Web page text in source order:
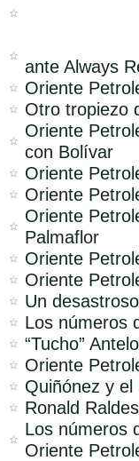
ante Always
Oriente
Otro tropiezo
Oriente
con Bolívar
Oriente
Oriente
Oriente
Palmaflor
Oriente
Oriente
Un
Los números
“Tucho”
Oriente
Quiñónez y
Ronald
Los números
Oriente